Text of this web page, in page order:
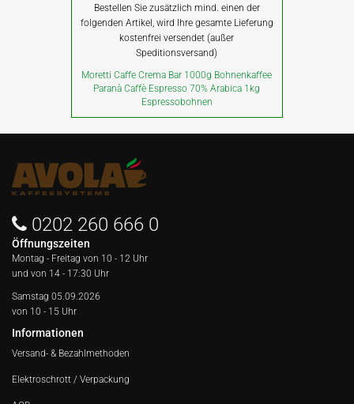
Bestellen Sie zusätzlich mind. einen der
folgenden Artikel, wird Ihre gesamte Lieferung
kostenfrei versendet (außer
Speditionsversand)
Moretti Caffe Crema Bar 1000g Bohnenkaffee
Paranà Caffè Espresso 70% Arabica 1kg
Espressobohnen
0202 260 666 0
Öffnungszeiten
Montag - Freitag von 10 - 12 Uhr
und von 14 - 17:30 Uhr
Samstag 05.09.2026
von 10 - 15 Uhr
Informationen
Versand- & Bezahlmethoden
Elektroschrott / Verpackung